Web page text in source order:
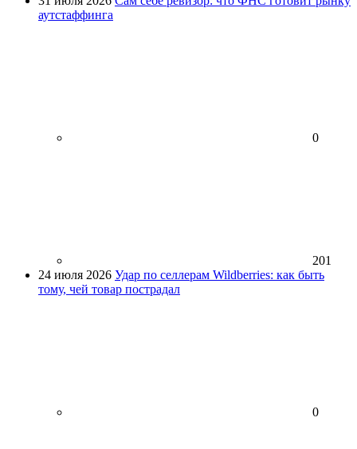
аутстаффинга
0
201
24 июля 2026 Удар по селлерам Wildberries: как быть
тому, чей товар пострадал
0